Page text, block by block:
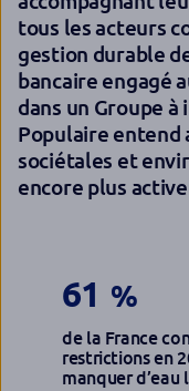
tous les acteurs
gestion durable
bancaire engagé
dans un Groupe
Populaire entend
sociétales et
encore plus
61 %
de la France
restrictions en
manquer